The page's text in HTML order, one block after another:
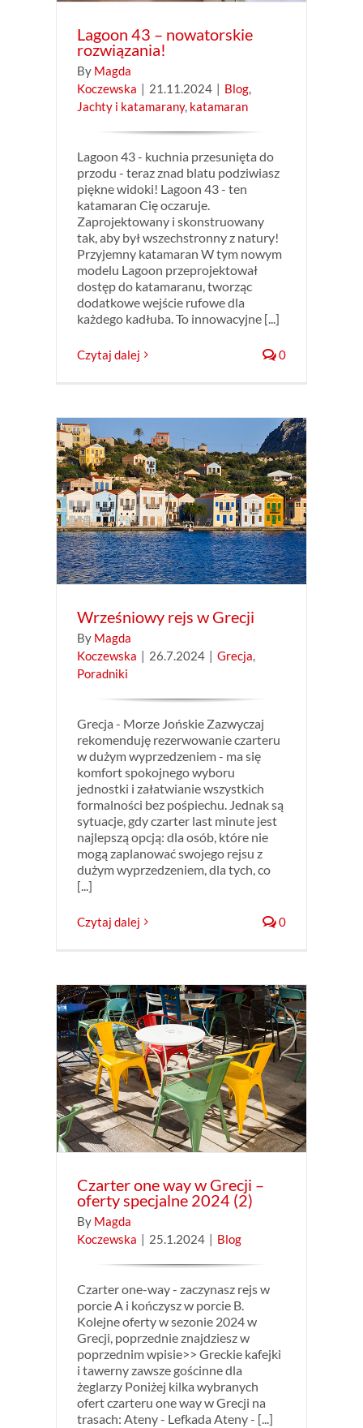
Lagoon 43 – nowatorskie
rozwiązania!
By Magda
Koczewska | 21.11.2024 | Blog,
Jachty i katamarany, katamaran
Lagoon 43 - kuchnia przesunięta do
przodu - teraz znad blatu podziwiasz
piękne widoki! Lagoon 43 - ten
katamaran Cię oczaruje.
Zaprojektowany i skonstruowany
tak, aby był wszechstronny z natury!
Przyjemny katamaran W tym nowym
modelu Lagoon przeprojektował
dostęp do katamaranu, tworząc
dodatkowe wejście rufowe dla
każdego kadłuba. To innowacyjne [...]
Czytaj dalej 0
Wrześniowy rejs w Grecji
By Magda
Koczewska | 26.7.2024 | Grecja
Poradniki
Grecja - Morze Jońskie Zazwyczaj
rekomenduję rezerwowanie czarteru
w dużym wyprzedzeniem - ma się
komfort spokojnego wyboru
jednostki i załatwianie wszystkich
formalności bez pośpiechu. Jednak są
sytuacje, gdy czarter last minute jest
najlepszą opcją: dla osób, które nie
mogą zaplanować swojego rejsu z
dużym wyprzedzeniem, dla tych, co
[...]
Czytaj dalej 0
Czarter one way w Grecji –
oferty specjalne 2024 (2)
By Magda
Koczewska | 25.1.2024 | Blog
Czarter one-way - zaczynasz rejs w
porcie A i kończysz w porcie B.
Kolejne oferty w sezonie 2024 w
Grecji, poprzednie znajdziesz w
poprzednim wpisie>> Greckie kafejki
i tawerny zawsze gościnne dla
żeglarzy Poniżej kilka wybranych
ofert czarteru one way w Grecji na
trasach: Ateny - Lefkada Ateny - [...]